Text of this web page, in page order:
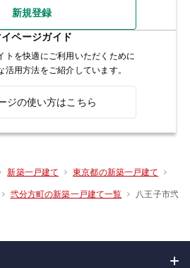
新規登録
イページガイド
トを快適にご利用いただくために
活用方法をご紹介しています。
ジの使い方はこちら
新築一戸建て 東京都の新築一戸建て
弐分方町の新築一戸建て一覧 八王子市弐